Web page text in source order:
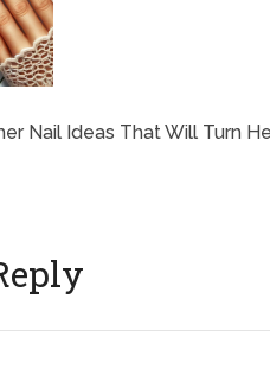
Nail Ideas That Will Turn